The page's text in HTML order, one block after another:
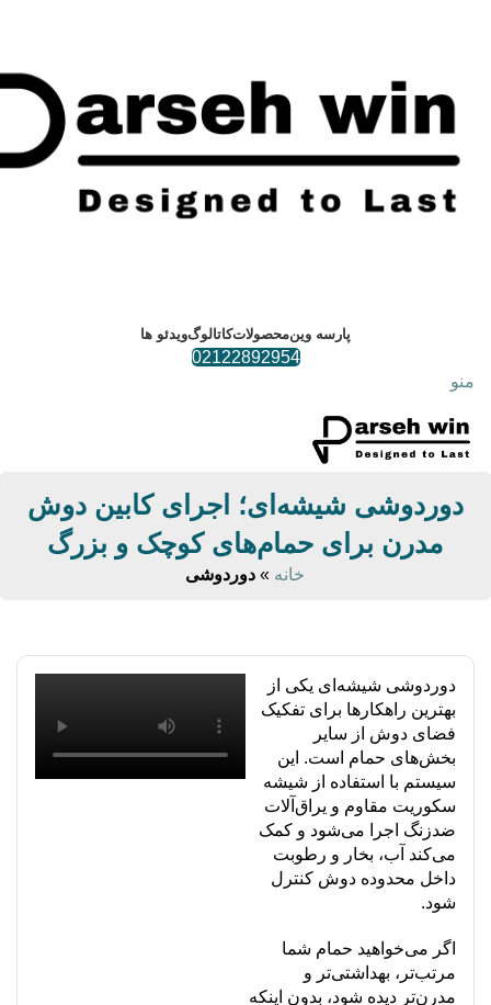
پارسه وینمحصولاتکاتالوگویدئو ها
02122892954
منو
دوردوشی شیشه‌ای؛ اجرای کابین دوش
مدرن برای حمام‌های کوچک و بزرگ
خانه » دوردوشی
دوردوشی شیشه‌ای یکی از
بهترین راهکارها برای تفکیک
فضای دوش از سایر
بخش‌های حمام است. این
سیستم با استفاده از شیشه
سکوریت مقاوم و یراق‌آلات
ضدزنگ اجرا می‌شود و کمک
می‌کند آب، بخار و رطوبت
داخل محدوده دوش کنترل
شود.
اگر می‌خواهید حمام شما
مرتب‌تر، بهداشتی‌تر و
مدرن‌تر دیده شود، بدون اینکه